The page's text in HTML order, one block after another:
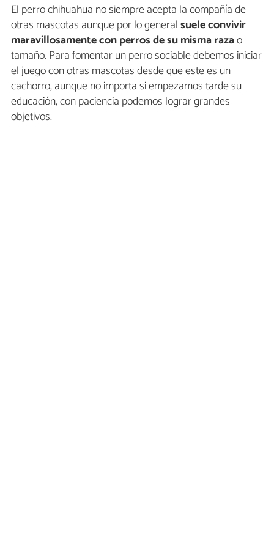
El perro chihuahua no siempre acepta la compañía de
otras mascotas aunque por lo generalsuele convivir
maravillosamente con perros de su misma razao
tamaño. Para fomentar un perro sociable debemos iniciar
el juego con otras mascotas desde que este es un
cachorro, aunque no importa si empezamos tarde su
educación, con paciencia podemos lograr grandes
objetivos.